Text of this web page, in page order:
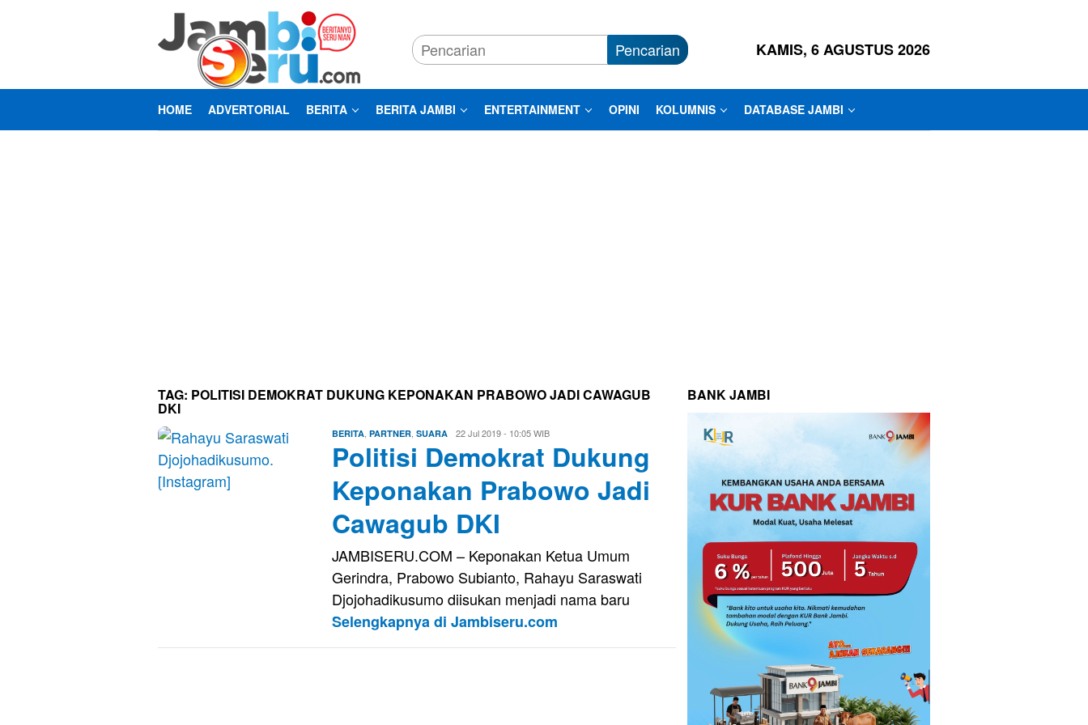
Pencarian KAMIS, 6 AGUSTUS 2026
HOME ADVERTORIAL BERITA BERITA JAMBI ENTERTAINMENT OPINI KOLUMNIS DATABASE JAMBI
TAG: POLITISI DEMOKRAT DUKUNG KEPONAKAN PRABOWO JADI CAWAGUB
DKI
BERITA PARTNER SUARA Eri22 Jul 2019 - 10:05 WIB
Politisi Demokrat Dukung
Keponakan Prabowo Jadi
Cawagub DKI
JAMBISERU.COM – Keponakan Ketua Umum
Gerindra, Prabowo Subianto, Rahayu Saraswati
Djojohadikusumo diisukan menjadi nama baru
Selengkapnya di Jambiseru.com
BANK JAMBI